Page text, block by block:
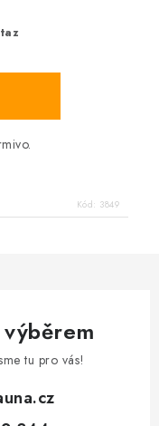
Kód: 3849
tu pro vás!